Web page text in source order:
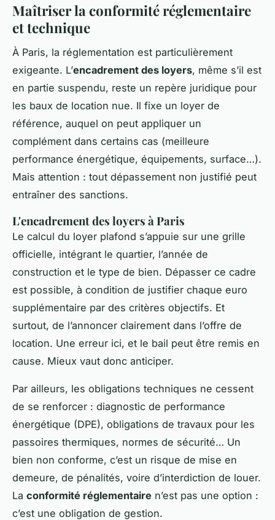
Maîtriser la conformité réglementaire
et technique
À Paris, la réglementation est particulièrement
exigeante. L’encadrement des loyers, même s’il est
en partie suspendu, reste un repère juridique pour
les baux de location nue. Il fixe un loyer de
référence, auquel on peut appliquer un
complément dans certains cas (meilleure
performance énergétique, équipements, surface…).
Mais attention : tout dépassement non justifié peut
entraîner des sanctions.
L'encadrement des loyers à Paris
Le calcul du loyer plafond s’appuie sur une grille
officielle, intégrant le quartier, l’année de
construction et le type de bien. Dépasser ce cadre
est possible, à condition de justifier chaque euro
supplémentaire par des critères objectifs. Et
surtout, de l’annoncer clairement dans l’offre de
location. Une erreur ici, et le bail peut être remis en
cause. Mieux vaut donc anticiper.
Par ailleurs, les obligations techniques ne cessent
de se renforcer : diagnostic de performance
énergétique (DPE), obligations de travaux pour les
passoires thermiques, normes de sécurité… Un
bien non conforme, c’est un risque de mise en
demeure, de pénalités, voire d’interdiction de louer.
La conformité réglementaire n’est pas une option :
c’est une obligation de gestion.